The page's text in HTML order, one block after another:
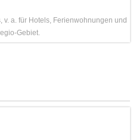
a. für Hotels, Ferienwohnungen und
Gebiet.